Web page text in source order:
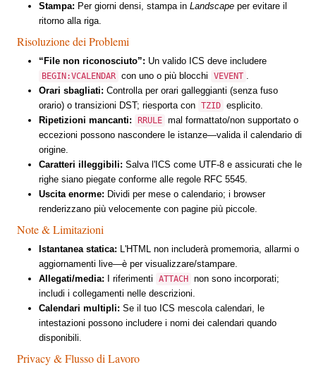
Stampa: Per giorni densi, stampa in Landscape per evitare il
ritorno alla riga.
Risoluzione dei Problemi
“File non riconosciuto”: Un valido ICS deve includere
BEGIN:VCALENDAR con uno o più blocchi VEVENT .
Orari sbagliati: Controlla per orari galleggianti (senza fuso
orario) o transizioni DST; riesporta con TZID esplicito.
Ripetizioni mancanti:
RRULE mal formattato/non supportato o
eccezioni possono nascondere le istanze—valida il calendario di
origine.
Caratteri illeggibili: Salva l'ICS come UTF-8 e assicurati che le
righe siano piegate conforme alle regole RFC 5545.
Uscita enorme: Dividi per mese o calendario; i browser
renderizzano più velocemente con pagine più piccole.
Note & Limitazioni
Istantanea statica: L'HTML non includerà promemoria, allarmi o
aggiornamenti live—è per visualizzare/stampare.
Allegati/media: I riferimenti ATTACH
non sono incorporati;
includi i collegamenti nelle descrizioni.
Calendari multipli: Se il tuo ICS mescola calendari, le
intestazioni possono includere i nomi dei calendari quando
disponibili.
Privacy & Flusso di Lavoro